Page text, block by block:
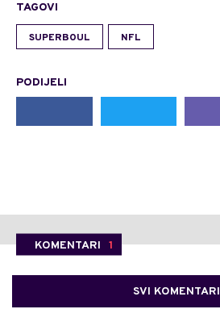
TAGOVI
SUPERBOUL NFL
PODIJELI
KOMENTARI 1
SVI KOMENTARI